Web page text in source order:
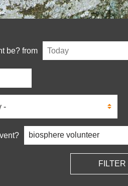
be? from
Date
(field_event_date)
Feld-
Filter